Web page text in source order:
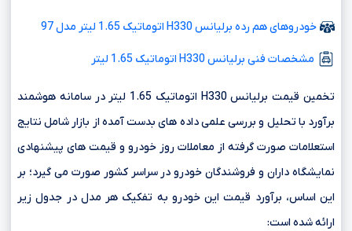
خودروهای هم رده برلیانس H330 اتوماتیک 1.65 لیتر مدل 97
مشخصات فنی برلیانس H330 اتوماتیک 1.65 لیتر
تخمین قیمت برلیانس H330 اتوماتیک 1.65 لیتر در سامانه هوشمند
برآورد با تحلیل و بررسی علمی داده های بدست آمده از بازار شامل نتایج
استعلامات صورت گرفته از معاملات روز خودرو و قیمت های پیشنهادی
نمایشگاه داران و فروشندگان خودرو در سراسر کشور صورت می گیرد؛ بر
این اساس، برآورد قیمت این خودرو به تفکیک هر مدل در جدول زیر
ارائه شده است: